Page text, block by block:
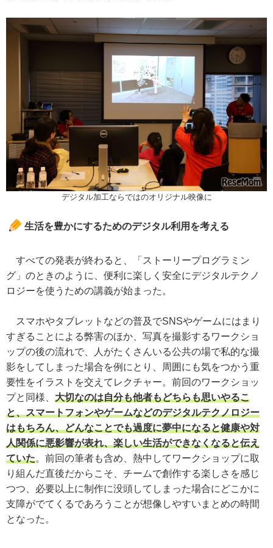
デジタル加工ならではのオリジナル映像に
生活を豊かにするためのデジタル利用を考える
すべての発表が終わると、「ストーリープログラミン
グ」のときのように、便利に楽しく安全にデジタルテクノ
ロジーを使うための講義が始まった。
スマホやタブレットなどの普及でSNSやゲームにはまり
すぎることによる弊害のほか、写真を撮影するワークショ
ップの後の流れで、人がたくさんいる公共の場で私的な撮
影をしてしまった場合を例にとり、周囲にも気をつかう重
要性をイラストを交えてレクチャー。前回のワークショッ
プと同様、 大切なのは自分も他者もどちらも思いやるこ
と、スマートフォンやゲームなどのデジタルテクノロジー
はもちろん、どんなことでも過度に夢中になると健康や対
人関係に悪影響が表れ、楽しい生活ができなくなると伝え
ていた。前回の筆者も含め、熱中してワークショップに取
り組んだ直後だからこそ、チームで創作する楽しさを感じ
つつ、必要以上に制作に没頭してしまった場合にどこかに
支障がでてくるであろうことが想像しやすいまとめの時間
となった。